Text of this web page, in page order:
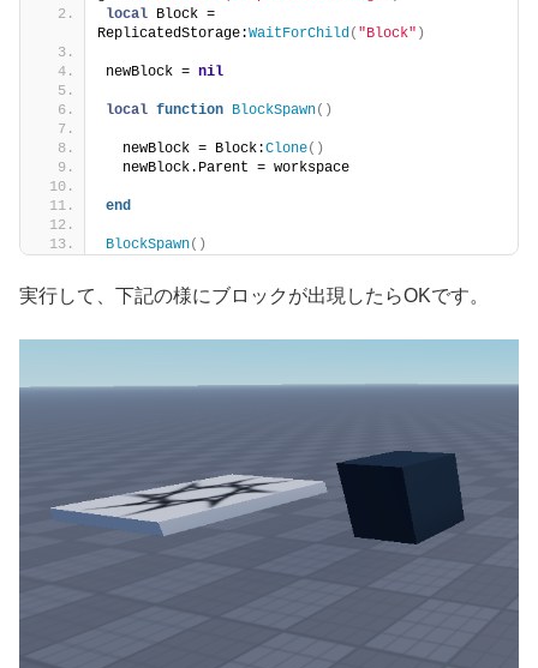
local Block =
ReplicatedStorage:WaitForChild( "Block" )
newBlock = nil
local function BlockSpawn()
  newBlock = Block:
Clone()
  newBlock.Parent = workspace
end
BlockSpawn()
実行して、下記の様にブロックが出現したらOKです。